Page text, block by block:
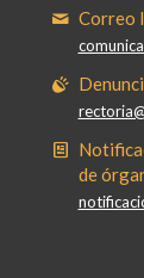
Correo
de